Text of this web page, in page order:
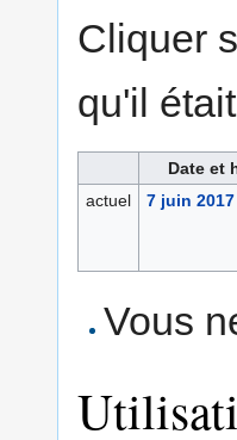
Cliquer
qu'il
Date et
actuel
7 juin
Vous